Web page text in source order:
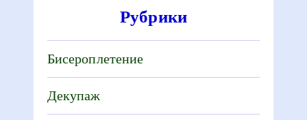
Рубрики
Бисероплетение
Декупаж